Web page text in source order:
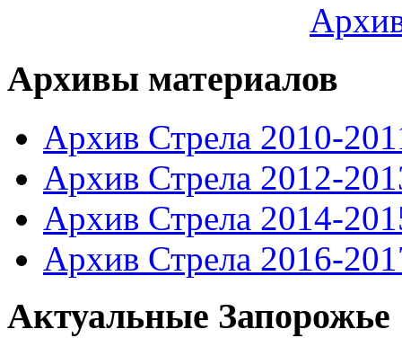
Архивы материалов
Архив Стрела 2010-
Архив Стрела 2012-
Архив Стрела 2014-
Архив Стрела 2016-
Актуальные Запорожье